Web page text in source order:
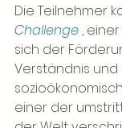
Die Teilnehmer
Challenge ,
sich der
Verständnis und
einer der